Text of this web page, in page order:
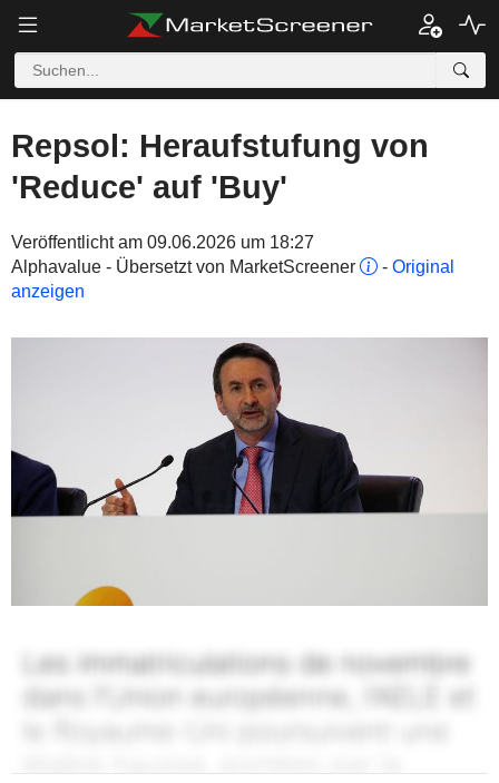
Repsol: Heraufstufung von
'Reduce' auf 'Buy'
Veröffentlicht am 09.06.2026 um 18:27
Alphavalue - Übersetzt von MarketScreener
- Original
anzeigen